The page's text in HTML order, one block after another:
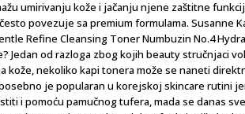
umirivanju kože i jačanju njene zaštitne
povezuje sa premium formulama. Susanne
Refine Cleansing Toner Numbuzin No.4
Jedan od razloga zbog kojih beauty stručnjaci
kože, nekoliko kapi tonera može se naneti
je popularan u korejskoj skincare rutini
i pomoću pamučnog tufera, mada se danas